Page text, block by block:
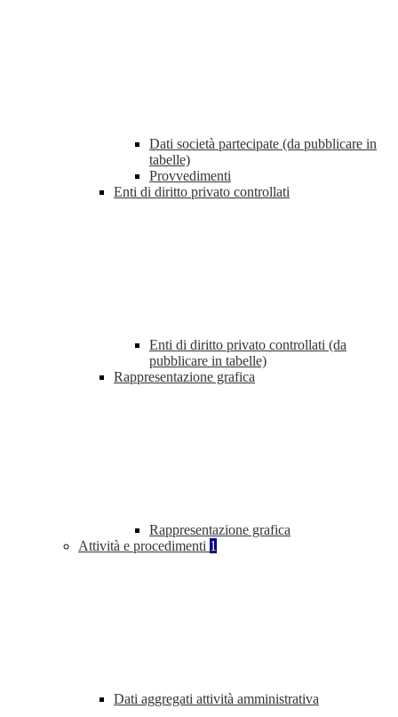
Dati società partecipate (da pubblicare in
tabelle)
Provvedimenti
Enti di diritto privato controllati
Enti di diritto privato controllati (da
pubblicare in tabelle)
Rappresentazione grafica
Rappresentazione grafica
Attività e procedimenti 1
Dati aggregati attività amministrativa